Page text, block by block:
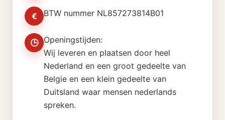
€ BTW nummer NL857273814B01
🕒 Openingstijden:
Wij leveren en plaatsen door heel
Nederland en een groot gedeelte van
Belgie en een klein gedeelte van
Duitsland waar mensen nederlands
spreken.